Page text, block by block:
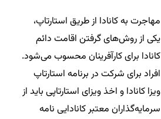
مهاجرت به کانادا از طریق استارتاپ،
یکی از روش‌های گرفتن اقامت دائم
کانادا برای کارآفرینان محسوب می‌شود.
افراد برای شرکت در برنامه استارتاپ
ویزا کانادا و اخذ ویزای استارتاپی باید از
سرمایه‌گذاران معتبر کانادایی نامه